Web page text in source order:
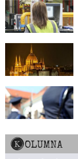
KOLUMNA